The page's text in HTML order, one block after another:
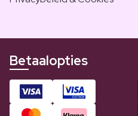
Betaalopties